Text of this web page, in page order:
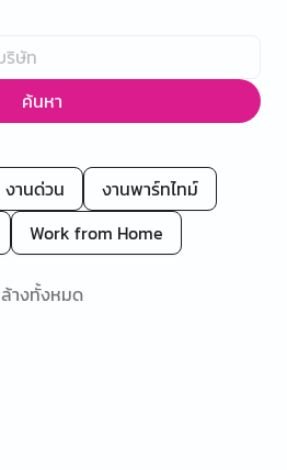
ค้นหา
งานด่วน
งานพาร์ทไทม์
Work from Home
ล้างทั้งหมด